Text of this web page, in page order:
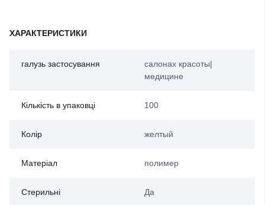
ХАРАКТЕРИСТИКИ
галузь застосування
салонах красоты|
медицине
Кількість в упаковці 100
Колір желтый
Матеріал полимер
Стерильні Да